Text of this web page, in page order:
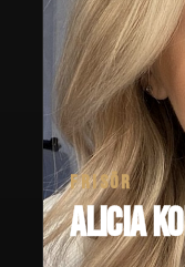
FRISÖR
Alicia